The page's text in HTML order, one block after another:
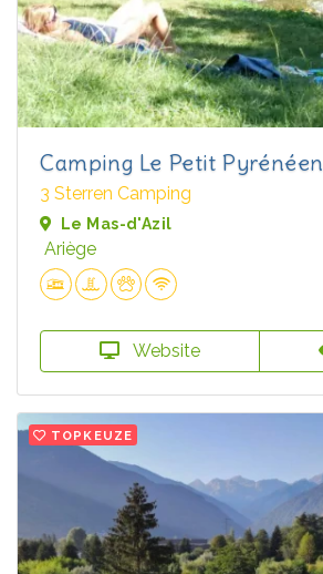
Camping Le Petit Pyrénéen
3 Sterren Camping
Le Mas-d'Azil
Ariège
Website
TOPKEUZE